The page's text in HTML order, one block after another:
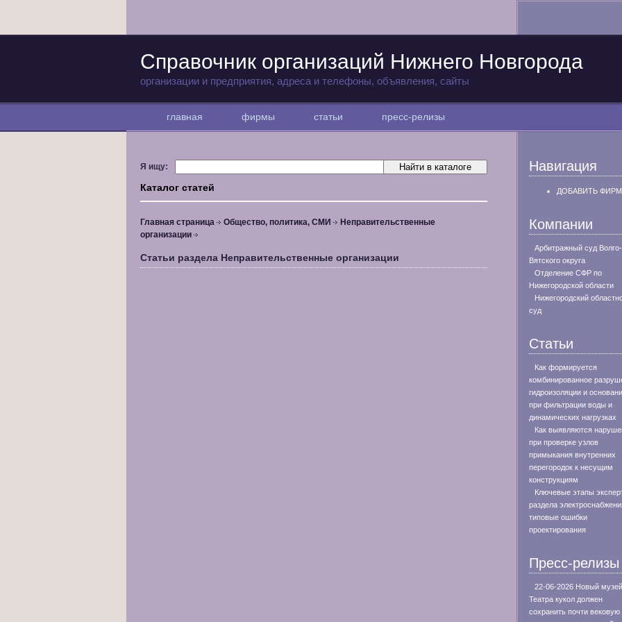
Справочник организаций Нижнего Новгорода
организации и предприятия, адреса и телефоны, объявления, сайты
главная фирмы статьи пресс-релизы
Я ищу:
Каталог статей
Главная страница Общество, политика, СМИ
Неправительственные
организации
Статьи раздела Неправительственные организации
Навигация
ДОБАВИТЬ
Компании
Арбитражный суд Волго-
Вятского округа
Отделение СФР по
Нижегородской области
Нижегородский
суд
Статьи
Как формируется
комбинированное
гидроизоляции и
при фильтрации воды и
динамических нагрузках
Как выявляются
при проверке узлов
примыкания внутренних
перегородок к несущим
конструкциям
Ключевые этапы
раздела
типовые ошибки
проектирования
Пресс-релизы
22-06-2026 Новый музей
Театра кукол должен
сохранить почти вековую